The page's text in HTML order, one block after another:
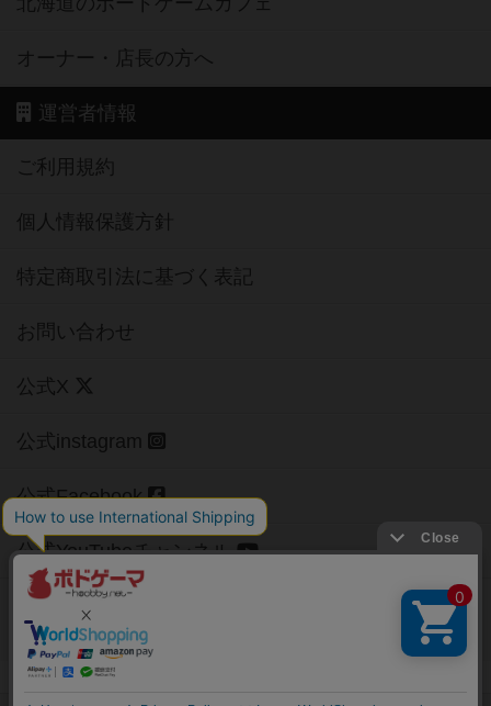
オーナー・店長の方へ
運営者情報
ご利用規約
個人情報保護方針
特定商取引法に基づく表記
お問い合わせ
公式X
公式instagram
公式Facebook
公式YouTubeチャンネル